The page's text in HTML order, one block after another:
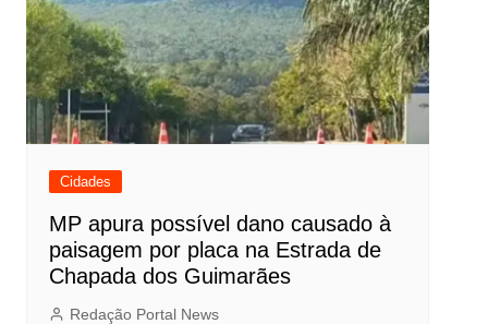
Cidades
MP apura possível dano causado à
paisagem por placa na Estrada de
Chapada dos Guimarães
Redação Portal News